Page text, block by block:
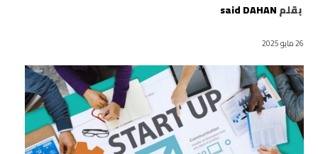
بقلمsaid DAHAN
26 مايو 2025